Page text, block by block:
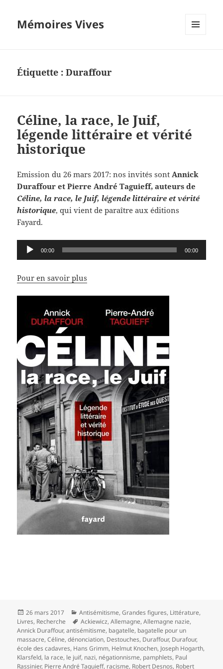
Mémoires Vives
Étiquette :Duraffour
Céline, la race, le Juif,
légende littéraire et vérité
historique
Emission du 26 mars 2017: nos invités sontAnnick
Duraffour et Pierre André Taguieff, auteurs de
Céline, la race, le Juif, légende littéraire et vérité
historique, qui vient de paraître aux éditions
Fayard.
Lecteur
audio
00:00 00:00
Pour en savoir plus
Publié
le
26 mars 2017 Catégories
Antisémitisme,Grandes figures, Littérature,
Livres, Recherche
Mots-
clés
Ackiewicz,Allemagne,Allemagne nazie,
Annick Duraffour,antisémitisme, bagatelle, bagatelle pour un
massacre,Céline,dénonciation, Destouches, Duraffour, Durafour,
école des cadavres, Hans Grimm, Helmut Knochen, Joseph Hogarth,
Klarsfeld, la race, le juif, nazi, négationnisme, pamphlets, Paul
Rassinier, Pierre André Taguieff, racisme, Robert Desnos, Robert